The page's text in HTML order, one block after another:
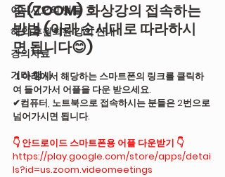
이냐시오의 벗들
해외 후원회원 강의 안내
강의자료
기타 행사
줌(ZOOM) 화상강의 접속하는
방법 (아래 순서대로 따라하시
면 됩니다😊)
１아래에서 해당하는 스마트폰의 링크를 클릭하
여 들어가서 어플을 다운 받으세요.
✔컴퓨터, 노트북으로 접속하시는 분들은 2번으로
넘어가시면 됩니다.
👇 안드로이드 스마트폰용 어플 다운받기 👇
https://play.google.com/store/apps/detai
ls?id=us.zoom.videomeetings